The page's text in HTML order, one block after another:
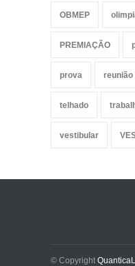
OBMEP
PREMIAÇÃO
prova reunião
telhado
vestibular
© Copyright